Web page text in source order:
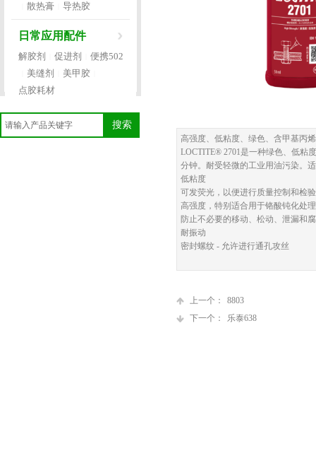
散热膏 导热胶
日常应用配件
解胶剂 促进剂 便携502
美缝剂 美甲胶
点胶耗材
高强度、低粘度、绿色、含甲基丙
LOCTITE® 2701是一种绿色、低粘
分钟。耐受轻微的工业用油污染。
低粘度
可发荧光，以便进行质量控制和检验
高强度，特别适合用于铬酸钝化处
防止不必要的移动、松动、泄漏和
耐振动
密封螺纹 - 允许进行通孔攻丝
上一个：
8803
下一个：
乐泰638
搜索